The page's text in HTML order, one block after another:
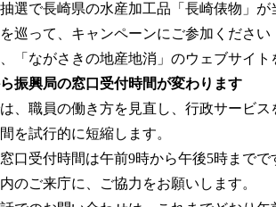
選で長崎県の水産加工品「長崎俵物」が
巡って、キャンペーンにご参加ください
「ながさきの地産地消」のウェブサイト
振興局の窓口受付時間が変わります
、職員の働き方を見直し、行政サービ
を試行的に短縮します。
口受付時間は午前9時から午後5時までで
のご来庁に、ご協力をお願いします。